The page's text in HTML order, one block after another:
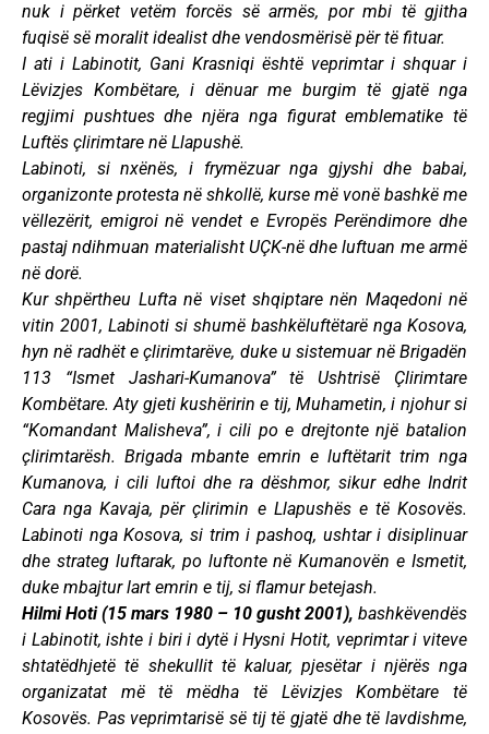
nuk i përket vetëm forcës së armës, por mbi të gjitha
fuqisë së moralit idealist dhe vendosmërisë për të fituar.
I ati i Labinotit, Gani Krasniqi është veprimtar i shquar i
Lëvizjes Kombëtare, i dënuar me burgim të gjatë nga
regjimi pushtues dhe njëra nga figurat emblematike të
Luftës çlirimtare në Llapushë.
Labinoti, si nxënës, i frymëzuar nga gjyshi dhe babai,
organizonte protesta në shkollë, kurse më vonë bashkë me
vëllezërit, emigroi në vendet e Evropës Perëndimore dhe
pastaj ndihmuan materialisht UÇK-në dhe luftuan me armë
në dorë.
Kur shpërtheu Lufta në viset shqiptare nën Maqedoni në
vitin 2001, Labinoti si shumë bashkëluftëtarë nga Kosova,
hyn në radhët e çlirimtarëve, duke u sistemuar në Brigadën
113 “Ismet Jashari-Kumanova” të Ushtrisë Çlirimtare
Kombëtare. Aty gjeti kushëririn e tij, Muhametin, i njohur si
“Komandant Malisheva”, i cili po e drejtonte një batalion
çlirimtarësh. Brigada mbante emrin e luftëtarit trim nga
Kumanova, i cili luftoi dhe ra dëshmor, sikur edhe Indrit
Cara nga Kavaja, për çlirimin e Llapushës e të Kosovës.
Labinoti nga Kosova, si trim i pashoq, ushtar i disiplinuar
dhe strateg luftarak, po luftonte në Kumanovën e Ismetit,
duke mbajtur lart emrin e tij, si flamur betejash.
Hilmi Hoti (15 mars 1980 – 10 gusht 2001), bashkëvendës
i Labinotit, ishte i biri i dytë i Hysni Hotit, veprimtar i viteve
shtatëdhjetë të shekullit të kaluar, pjesëtar i njërës nga
organizatat më të mëdha të Lëvizjes Kombëtare të
Kosovës. Pas veprimtarisë së tij të gjatë dhe të lavdishme,